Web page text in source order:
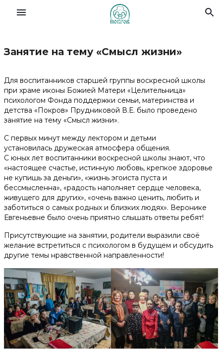
О Фонде
Деятельность
Новости
Материалы
Помочь делом
Помочь деньгами
Телефоны доверия для будущих мам:
+375 44 770 80 20
Наши соц. сети
Занятие на тему «Смысл жизни»
Для воспитанников старшей группы воскресной школы
при храме иконы Божией Матери «Целительница»
психологом Фонда поддержки семьи, материнства и
детства «Покров» Прудниковой В.Е. было проведено
занятие на тему «Смысл жизни».
С первых минут между лектором и детьми
установилась дружеская атмосфера общения.
С юных лет воспитанники воскресной школы знают, что
«настоящее счастье, истинную любовь, крепкое здоровье
не купишь за деньги», «жизнь эгоиста пуста и
бессмысленна», «радость наполняет сердце человека,
живущего для других», «очень важно ценить, любить и
заботиться о самых родных и близких людях». Веронике
Евгеньевне было очень приятно слышать ответы ребят!
Присутствующие на занятии, родители выразили своё
желание встретиться с психологом в будущем и обсудить
другие темы нравственной направленности!